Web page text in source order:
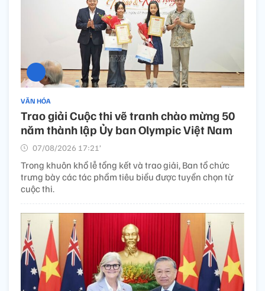
VĂN HÓA
Trao giải Cuộc thi vẽ tranh chào mừng 50
năm thành lập Ủy ban Olympic Việt Nam
07/08/2026 17:21’
Trong khuôn khổ lễ tổng kết và trao giải, Ban tổ chức
trưng bày các tác phẩm tiêu biểu được tuyển chọn từ
cuộc thi.